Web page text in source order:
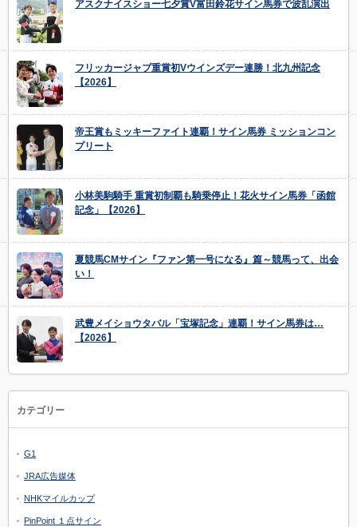
アスクナイスショー七夕賞V富田鈴花サイン馬券で波乱演出
フリッカージャブ重賞初Vウインズデー連勝！北九州記念
【2026】
帝王賞もミッキーファイト連覇！サイン馬券 ミッションコン
プリート
小林美駒騎手 重賞初制覇も騎乗停止！花火サイン馬券「函館
記念」【2026】
夏競馬CMサイン『ファン第一号になる』篇～競馬って、出会
い！
武豊メイショウタバル「宝塚記念」連覇！サイン馬券は…
【2026】
カテゴリー
G1
JRA広告媒体
NHKマイルカップ
PinPoint １点サイン